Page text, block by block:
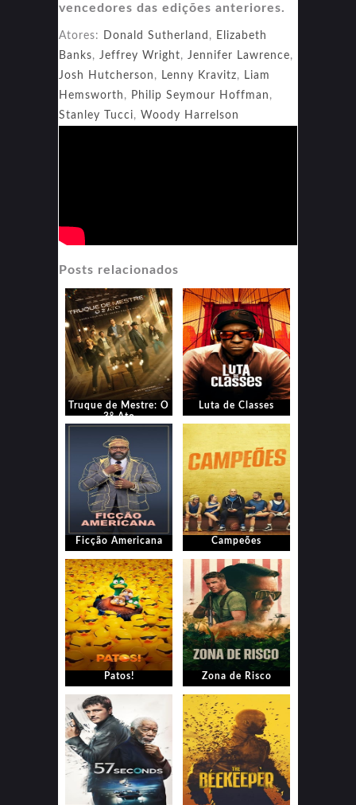
vencedores das edições anteriores.
Atores: Donald Sutherland , Elizabeth
Banks, Jeffrey Wright, Jennifer Lawrence,
Josh Hutcherson , Lenny Kravitz,
Liam
Hemsworth , Philip Seymour Hoffman ,
Stanley Tucci, Woody Harrelson
Posts relacionados
Truque de Mestre: O
3° Ato
Luta de Classes
Ficção Americana Campeões
Patos! Zona de Risco